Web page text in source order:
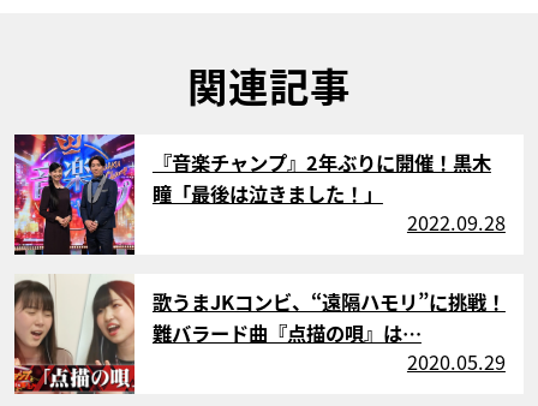
関連記事
サムネイル
『音楽チャンプ』2年ぶりに開催！黒木
瞳「最後は泣きました！」
2022.09.28
サムネイル
歌うまJKコンビ、“遠隔ハモリ”に挑戦！
難バラード曲『点描の唄』は…
2020.05.29